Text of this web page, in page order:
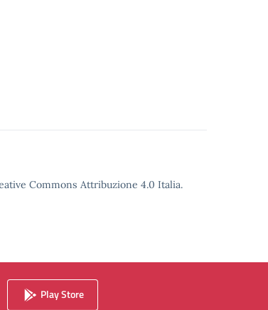
Commons Attribuzione 4.0 Italia.
Play Store